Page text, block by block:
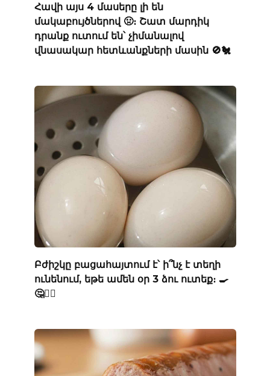
Հավի այս 4 մասերը լի են
մակաբույծներով 🤢։ Շատ մարդիկ
դրանք ուտում են՝ չիմանալով
վնասակար հետևանքների մասին 🚫🐔
Բժիշկը բացահայտում է՝ ի՞նչ է տեղի
ունենում, եթե ամեն օր 3 ձու ուտեք։ 🍳
🤔👨‍⚕️